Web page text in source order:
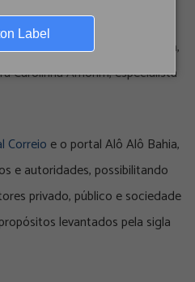
Label
terceira edição do ESG Fórum
maio. O Ideias marcou presença,
Carolinna Amorim, especialista
Correio e o portal Alô Alô Bahia,
e autoridades, possibilitando
privado, público e sociedade
levantados pela sigla